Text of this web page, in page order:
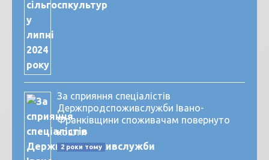
За сприяння спеціалістів
Держпродспоживслужби Івано-
Франківщини споживачам повернуто
кошти
2 роки тому